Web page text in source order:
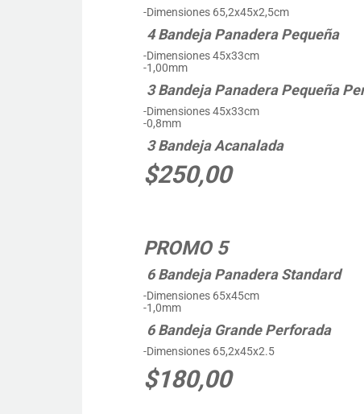
-Dimensiones 65,2x45x2,5cm
4 Bandeja Panadera Pequeña
-Dimensiones 45x33cm
-1,00mm
3 Bandeja Panadera Pequeña
-Dimensiones 45x33cm
-0,8mm
3 Bandeja Acanalada
$250,00
PROMO 5
6 Bandeja Panadera Standard
-Dimensiones 65x45cm
-1,0mm
6 Bandeja Grande Perforada
-Dimensiones 65,2x45x2.5
$180,00